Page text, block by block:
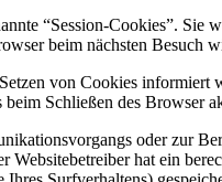
“Session-Cookies”.
beim nächsten Besuch
von Cookies
Schließen des
oder zur
hat ein